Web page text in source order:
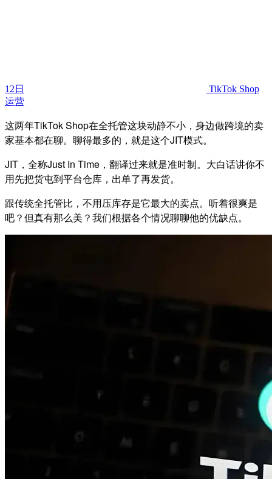
12日
TikTok Shop
运营
这两年TikTok Shop在全托管这块动静不小，身边做跨境的卖
家基本都在聊。聊得最多的，就是这个JIT模式。
JIT，全称Just In Time，翻译过来就是准时制。大白话讲你不
用先把货屯到平台仓库，出单了再发货。
跟传统全托管比，不用压库存是它最大的卖点。 听着很爽是
吧？但真有那么美？我们根据各个情况聊聊他的优缺点。